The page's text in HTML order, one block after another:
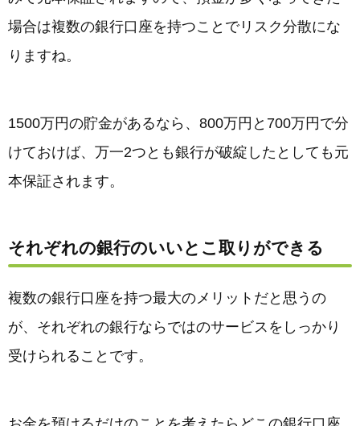
場合は複数の銀行口座を持つことでリスク分散にな
りますね。
1500万円の貯金があるなら、800万円と700万円で分
けておけば、万一2つとも銀行が破綻したとしても元
本保証されます。
それぞれの銀行のいいとこ取りができる
複数の銀行口座を持つ最大のメリットだと思うの
が、それぞれの銀行ならではのサービスをしっかり
受けられることです。